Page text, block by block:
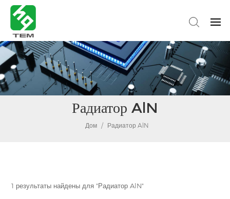
Радиатор AlN
Дом / Радиатор AlN
1 результаты найдены для "Радиатор AlN"